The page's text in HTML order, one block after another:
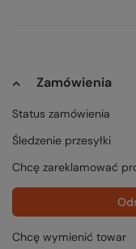
Zamówienia
Status zamówienia
Śledzenie przesyłki
Chcę zareklamować
Chcę wymienić towar